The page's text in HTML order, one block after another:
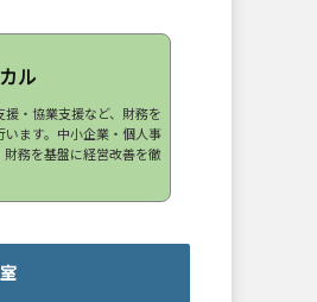
ル
・協業支援など、財務を
ます。中小企業・個人事
務を基盤に経営改善を徹